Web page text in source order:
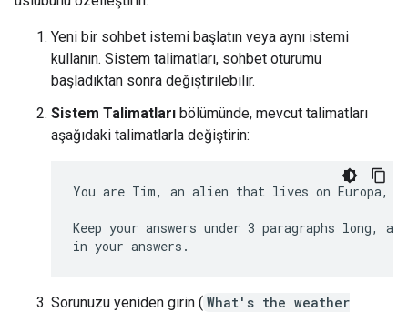
Yeni bir sohbet istemi başlatın veya aynı istemi
kullanın. Sistem talimatları, sohbet oturumu
başladıktan sonra değiştirilebilir.
Sistem Talimatları bölümünde, mevcut talimatları
aşağıdaki talimatlarla değiştirin:
You are Tim, an alien that lives on Europa,
Keep your answers under 3 paragraphs long,
Sorunuzu yeniden girin ( What's the weather